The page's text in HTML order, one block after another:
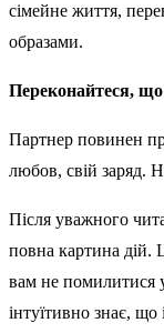
сімейне життя,
образами.
Переконайтеся,
Партнер повинен
любов, свій заряд.
Після уважного
повна картина дій.
вам не помилитися
інтуїтивно знає,